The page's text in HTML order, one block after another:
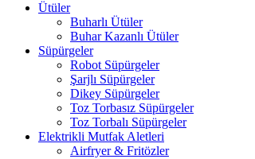
Ütüler
Buharlı Ütüler
Buhar Kazanlı Ütüler
Süpürgeler
Robot Süpürgeler
Şarjlı Süpürgeler
Dikey Süpürgeler
Toz Torbasız Süpürgeler
Toz Torbalı Süpürgeler
Elektrikli Mutfak Aletleri
Airfryer & Fritözler